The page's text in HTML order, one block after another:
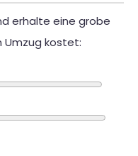
erhalte eine grobe
Umzug kostet: